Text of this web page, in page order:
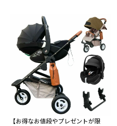
【お得なお値段やプレゼントが限